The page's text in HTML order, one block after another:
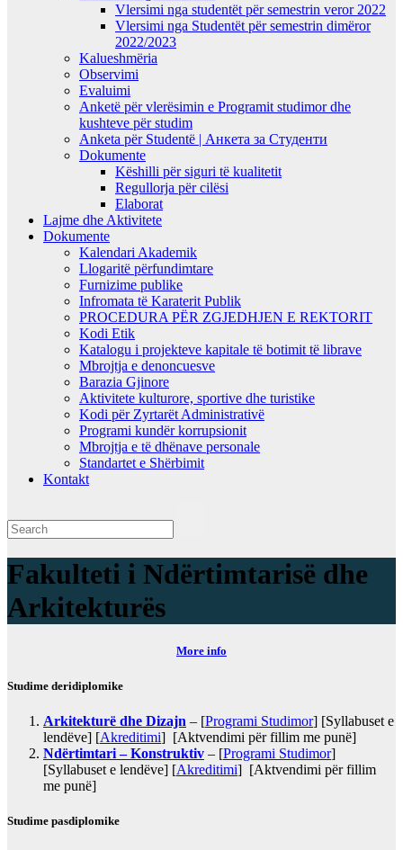
Vlersimi nga studentët për semestrin veror 2022
Vlersimi nga Studentët për semestrin dimëror
2022/2023
Kalueshmëria
Observimi
Evaluimi
Anketë për vlerësimin e Programit studimor dhe
kushteve për studim
Anketa për Studentë | Анкета за Студенти
Dokumente
Këshilli për siguri të kualitetit
Regullorja për cilësi
Elaborat
Lajme dhe Aktivitete
Dokumente
Kalendari Akademik
Llogaritë përfundimtare
Furnizime publike
Infromata të Karaterit Publik
PROCEDURA PËR ZGJEDHJEN E REKTORIT
Kodi Etik
Katalogu i projekteve kapitale të botimit të librave
Mbrojtja e denoncuesve
Barazia Gjinore
Aktivitete kulturore, sportive dhe turistike
Kodi për Zyrtarët Administrativë
Programi kundër korrupsionit
Mbrojtja e të dhënave personale
Standartet e Shërbimit
Kontakt
Fakulteti i Ndërtimtarisë dhe
Arkitekturës
More info
Studime deridiplomike
Arkitekturë dhe Dizajn – [Programi Studimor] [Syllabuset e
lendëve] [Akreditimi] [Aktvendimi për fillim me punë]
Ndërtimtari – Konstruktiv – [Programi Studimor]
[Syllabuset e lendëve] [Akreditimi] [Aktvendimi për fillim
me punë]
Studime pasdiplomike